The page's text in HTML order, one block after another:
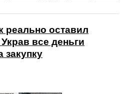
реально оставил
все деньги
закупку